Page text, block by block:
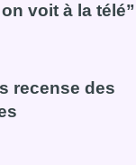
voit à la télé”
ouvre ses portes à
recense des